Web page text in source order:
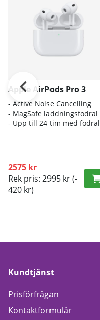
Apple AirPods Pro 3
- Active Noise Cancelling
- MagSafe laddningsfodral
- Upp till 24 tim med fodral
2575 kr
Rek pris: 2995 kr(-
420 kr)
Kundtjänst
Prisförfrågan
Kontaktformulär